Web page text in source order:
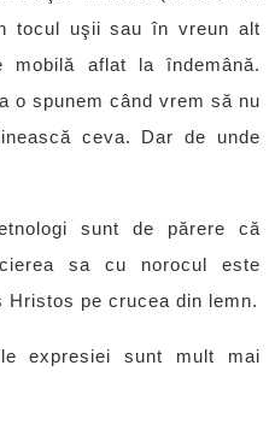
tocul uşii sau în vreun alt
mobilă aflat la îndemână.
o spunem când vrem să nu
ceva. Dar de unde
sunt de părere că
sa cu norocul este
Hristos pe crucea din lemn.
expresiei sunt mult mai